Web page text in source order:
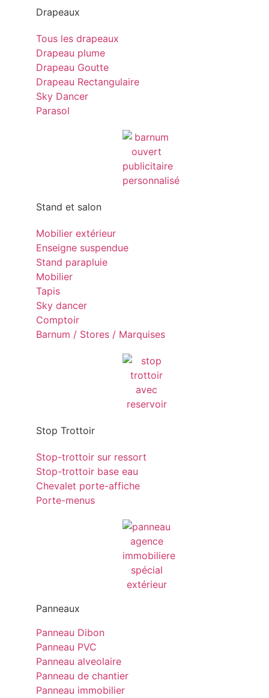
Drapeaux
Tous les drapeaux
Drapeau plume
Drapeau Goutte
Drapeau Rectangulaire
Sky Dancer
Parasol
Stand et salon
Mobilier extérieur
Enseigne suspendue
Stand parapluie
Mobilier
Tapis
Sky dancer
Comptoir
Barnum / Stores / Marquises
Stop Trottoir
Stop-trottoir sur ressort
Stop-trottoir base eau
Chevalet porte-affiche
Porte-menus
Panneaux
Panneau Dibon
Panneau PVC
Panneau alveolaire
Panneau de chantier
Panneau immobilier